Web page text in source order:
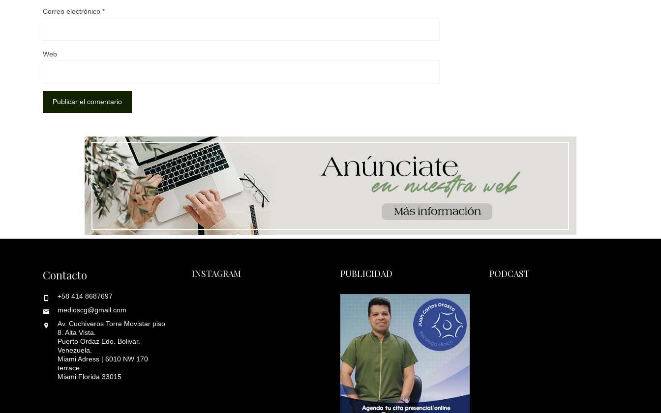
Correo electrónico *
Web
Contacto
+58 414 8687697
medioscg@gmail.com
Av. Cuchiveros Torre Movistar piso
8. Alta Vista.
Puerto Ordaz Edo. Bolivar.
Venezuela.
Miami Adress | 6010 NW 170
terrace
Miami Florida 33015
INSTAGRAM PUBLICIDAD PODCAST